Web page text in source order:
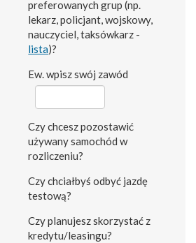
preferowanych grup (np.
lekarz, policjant, wojskowy,
nauczyciel, taksówkarz -
lista)?
Ew. wpisz swój zawód
Czy chcesz pozostawić
używany samochód w
rozliczeniu?
Czy chciałbyś odbyć jazdę
testową?
Czy planujesz skorzystać z
kredytu/leasingu?